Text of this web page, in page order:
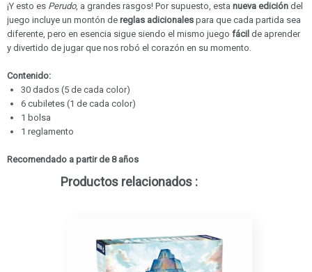
¡Y esto es Perudo, a grandes rasgos! Por supuesto, esta nueva edición del
juego incluye un montón de reglas adicionales para que cada partida sea
diferente, pero en esencia sigue siendo el mismo juego fácil de aprender
y divertido de jugar que nos robó el corazón en su momento.
Contenido:
30 dados (5 de cada color)
6 cubiletes (1 de cada color)
1 bolsa
1 reglamento
Recomendado a partir de 8 años
Productos relacionados :